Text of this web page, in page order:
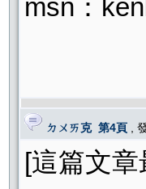
msn：
ㄉㄨㄞ克 第4頁 ,
[這篇文